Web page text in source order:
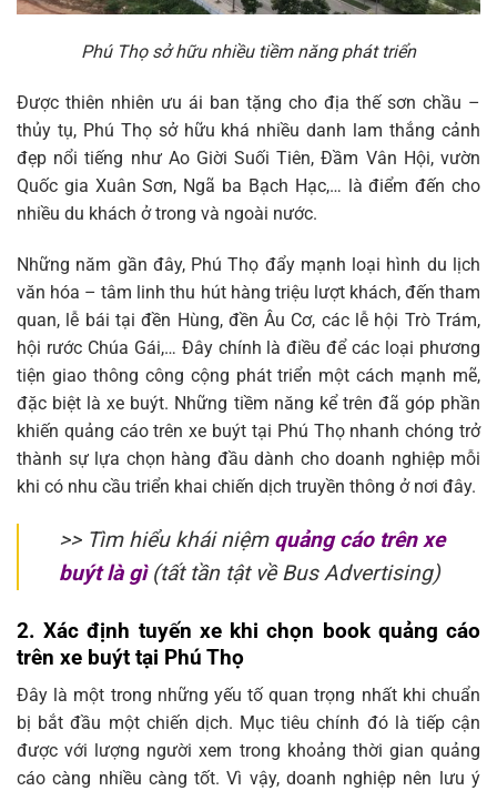
Phú Thọ sở hữu nhiều tiềm năng phát triển
Được thiên nhiên ưu ái ban tặng cho địa thế sơn chầu –
thủy tụ, Phú Thọ sở hữu khá nhiều danh lam thắng cảnh
đẹp nổi tiếng như Ao Giời Suối Tiên, Đầm Vân Hội, vườn
Quốc gia Xuân Sơn, Ngã ba Bạch Hạc,… là điểm đến cho
nhiều du khách ở trong và ngoài nước.
Những năm gần đây, Phú Thọ đẩy mạnh loại hình du lịch
văn hóa – tâm linh thu hút hàng triệu lượt khách, đến tham
quan, lễ bái tại đền Hùng, đền Âu Cơ, các lễ hội Trò Trám,
hội rước Chúa Gái,… Đây chính là điều để các loại phương
tiện giao thông công cộng phát triển một cách mạnh mẽ,
đặc biệt là xe buýt. Những tiềm năng kể trên đã góp phần
khiến quảng cáo trên xe buýt tại Phú Thọ nhanh chóng trở
thành sự lựa chọn hàng đầu dành cho doanh nghiệp mỗi
khi có nhu cầu triển khai chiến dịch truyền thông ở nơi đây.
>> Tìm hiểu khái niệm quảng cáo trên xe
buýt là gì(tất tần tật về Bus Advertising)
2.Xác định tuyến xe khi chọn book quảng cáo
trên xe buýt tại Phú Thọ
Đây là một trong những yếu tố quan trọng nhất khi chuẩn
bị bắt đầu một chiến dịch. Mục tiêu chính đó là tiếp cận
được với lượng người xem trong khoảng thời gian quảng
cáo càng nhiều càng tốt. Vì vậy, doanh nghiệp nên lưu ý